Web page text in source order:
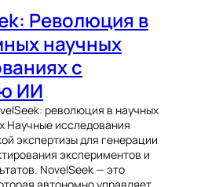
Революция в
научных
с
ИИ
революция в научных
Научные исследования
экспертизы для генерации
экспериментов и
NovelSeek — это